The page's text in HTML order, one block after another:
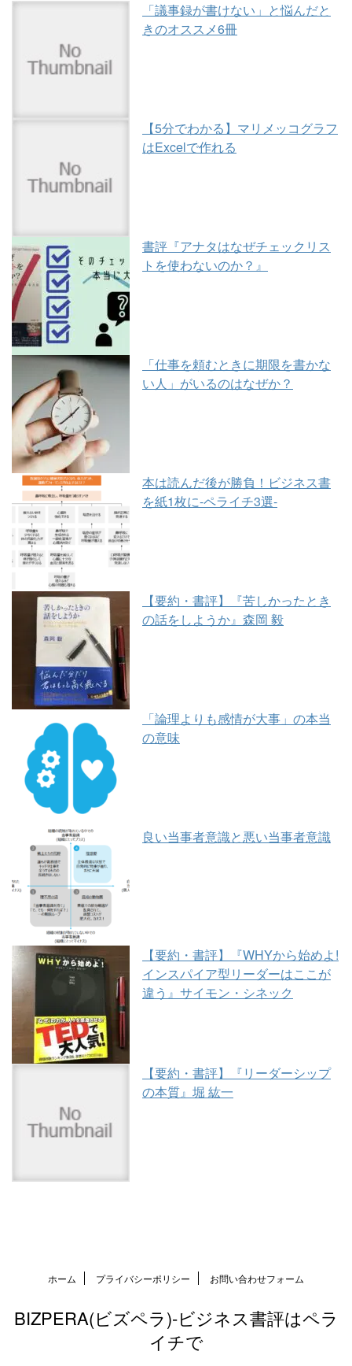
「議事録が書けない」と悩んだと
きのオススメ6冊
【5分でわかる】マリメッコグラフ
はExcelで作れる
書評『アナタはなぜチェックリス
トを使わないのか？』
「仕事を頼むときに期限を書かな
い人」がいるのはなぜか？
本は読んだ後が勝負！ビジネス書
を紙1枚に-ペライチ3選-
【要約・書評】『苦しかったとき
の話をしようか』森岡 毅
「論理よりも感情が大事」の本当
の意味
良い当事者意識と悪い当事者意識
【要約・書評】『WHYから始めよ!
インスパイア型リーダーはここが
違う』サイモン・シネック
【要約・書評】『リーダーシップ
の本質』堀 紘一
ホーム プライバシーポリシー お問い合わせフォーム
BIZPERA(ビズペラ)-ビジネス書評はペラ
イチで